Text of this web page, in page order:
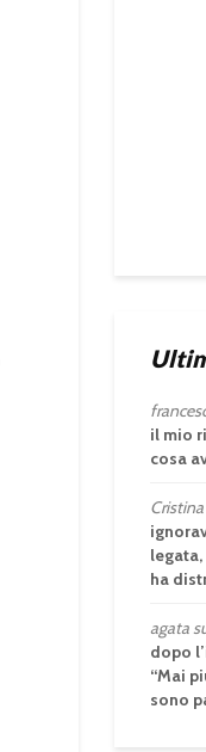
il mio
cosa
ha
agata
dopo
“Mai
sono